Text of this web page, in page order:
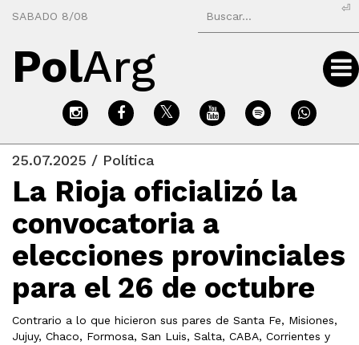
SABADO 8/08
⏎
PolArg
25.07.2025 / Política
La Rioja oficializó la
convocatoria a
elecciones provinciales
para el 26 de octubre
Contrario a lo que hicieron sus pares de Santa Fe, Misiones,
Jujuy, Chaco, Formosa, San Luis, Salta, CABA, Corrientes y